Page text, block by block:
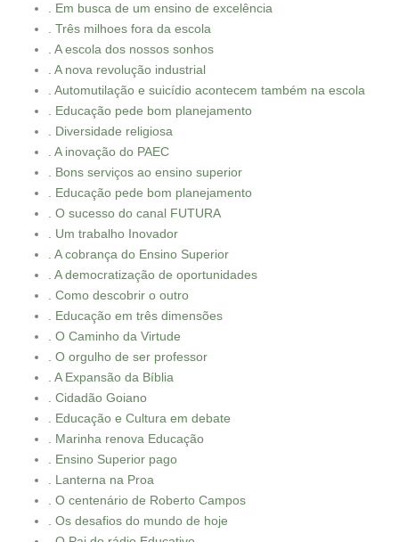
. Em busca de um ensino de excelência
. Três milhoes fora da escola
. A escola dos nossos sonhos
. A nova revolução industrial
. Automutilação e suicídio acontecem também na escola
. Educação pede bom planejamento
. Diversidade religiosa
. A inovação do PAEC
. Bons serviços ao ensino superior
. Educação pede bom planejamento
. O sucesso do canal FUTURA
. Um trabalho Inovador
. A cobrança do Ensino Superior
. A democratização de oportunidades
. Como descobrir o outro
. Educação em três dimensões
. O Caminho da Virtude
. O orgulho de ser professor
. A Expansão da Bíblia
. Cidadão Goiano
. Educação e Cultura em debate
. Marinha renova Educação
. Ensino Superior pago
. Lanterna na Proa
. O centenário de Roberto Campos
. Os desafios do mundo de hoje